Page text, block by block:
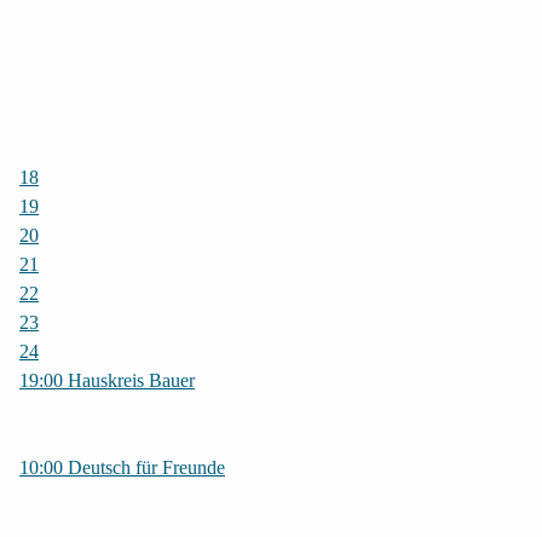
18
19
20
21
22
23
24
19:00 Hauskreis Bauer
10:00 Deutsch für Freunde